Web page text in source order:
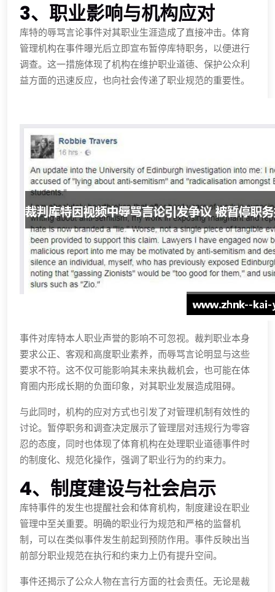
3、职业影响与机构应对
库特的辱骂言论事件对其职业生涯造成了直接冲击。体育
管理机构在事件曝光后立即宣布暂停库特职务，以便进行
调查。这一措施体现了机构在维护职业道德、保护公众利
益方面的迅速反应，也向社会传递了职业规范的重要性。
事件对库特本人职业声誉的影响不可忽视。裁判职业本身
要求公正、客观和高度职业素养，而辱骂言论明显与这些
要求不符。这不仅可能影响其未来执裁机会，也可能在体
育圈内形成长期的负面印象，对其职业发展造成阻碍。
与此同时，机构的应对方式也引发了对管理机制有效性的
讨论。暂停职务和调查决定展示了管理层对违规行为零容
忍的态度，同时也体现了体育机构在处理职业道德事件时
的制度化、规范化操作，强调了职业行为的约束力。
4、制度建设与社会启示
库特事件的发生也提醒社会和体育机构，制度建设在职业
管理中至关重要。明确的职业行为规范和严格的监督机
制，可以在类似事件发生前起到预防作用。事件反映出当
前部分职业规范在执行和约束力上仍有提升空间。
事件还揭示了公众人物在言行方面的社会责任。无论是裁